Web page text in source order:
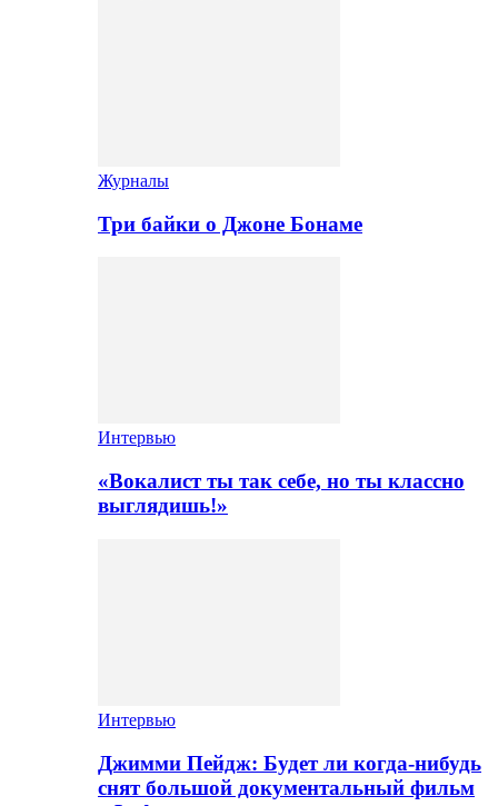
Журналы
Три байки о Джоне Бонаме
Интервью
«Вокалист ты так себе, но ты классно
выглядишь!»
Интервью
Джимми Пейдж: Будет ли когда-нибудь
снят большой документальный фильм